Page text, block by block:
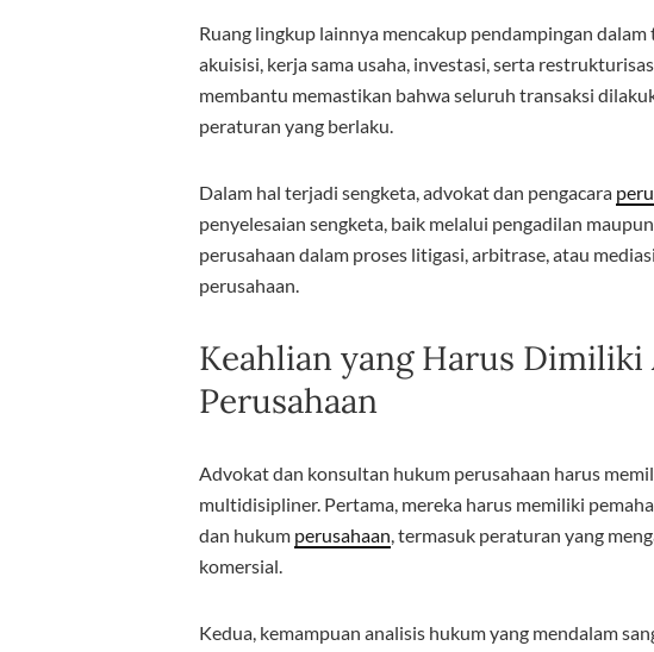
Ruang lingkup lainnya mencakup pendampingan
akuisisi, kerja sama usaha, investasi, serta
membantu memastikan bahwa seluruh transaksi
peraturan yang berlaku.
Dalam hal terjadi sengketa, advokat dan pengacara
penyelesaian sengketa, baik melalui pengadilan
perusahaan dalam proses litigasi, arbitrase, atau
perusahaan.
Keahlian yang Harus
Perusahaan
Advokat dan konsultan hukum perusahaan harus
multidisipliner. Pertama, mereka harus memiliki
dan hukum perusahaan, termasuk peraturan yang
komersial.
Kedua, kemampuan analisis hukum yang mendalam